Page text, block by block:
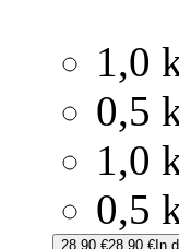
1,0
0,5
1,0
0,5
28,90 €28,90 €In